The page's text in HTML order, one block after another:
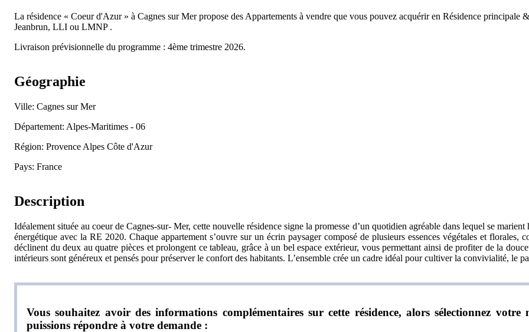
La résidence « Coeur d'Azur » à Cagnes sur Mer propose des Appartements à vendre que vous pouvez acquérir en Résidence
Jeanbrun, LLI ou LMNP .
Livraison prévisionnelle du programme : 4ème trimestre 2026.
Géographie
Ville: Cagnes sur Mer
Département: Alpes-Maritimes - 06
Région: Provence Alpes Côte d'Azur
Pays: France
Description
Idéalement située au coeur de Cagnes-sur- Mer, cette nouvelle résidence signe la promesse d’un quotidien agréable dans lequel se
énergétique avec la RE 2020. Chaque appartement s’ouvre sur un écrin paysager composé de plusieurs essences végétales et
déclinent du deux au quatre pièces et prolongent ce tableau, grâce à un bel espace extérieur, vous permettant ainsi de profiter de la
intérieurs sont généreux et pensés pour préserver le confort des habitants. L’ensemble crée un cadre idéal pour cultiver la convivialité, le
Vous souhaitez avoir des informations complémentaires sur cette résidence, alors sélectionnez
puissions répondre à votre demande :